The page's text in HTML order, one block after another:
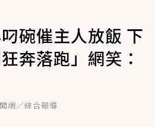
碗催主人放飯 下
奔落跑」網笑：
網／綜合報導